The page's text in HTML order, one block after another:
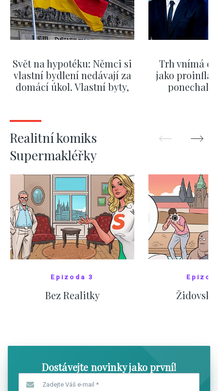
Svět na hypotéku: Němci si
vlastní bydlení nedávají za
domácí úkol. Vlastní byty,
Trh vnímá
jako
ponechali
Realitní komiks
Supermakléřky
Epizoda 3
Bez Realitky
Dostávejte novinky jako první!